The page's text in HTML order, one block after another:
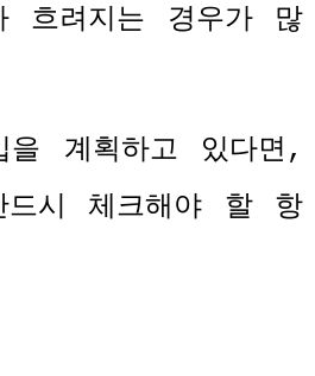
흐려지는 경우가 많
계획하고 있다면 ,
드시 체크해야 할 항